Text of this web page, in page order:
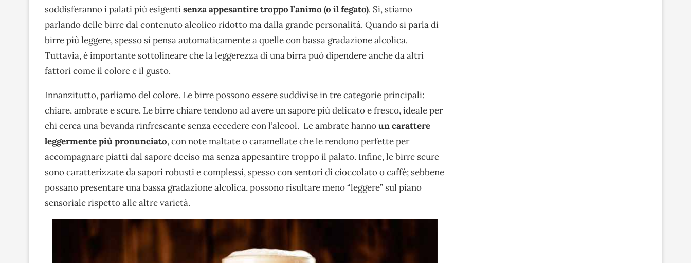
soddisferanno i palati più esigentisenza appesantire troppo l’animo (o il fegato). Sì, stiamo
parlando delle birre dal contenuto alcolico ridotto ma dalla grande personalità. Quando si parla di
birre più leggere, spesso si pensa automaticamente a quelle con bassa gradazione alcolica.
Tuttavia, è importante sottolineare che la leggerezza di una birra può dipendere anche da altri
fattori come il colore e il gusto.
Innanzitutto, parliamo del colore. Le birre possono essere suddivise in tre categorie principali:
chiare, ambrate e scure. Le birre chiare tendono ad avere un sapore più delicato e fresco, ideale per
chi cerca una bevanda rinfrescante senza eccedere con l’alcool. Le ambrate hannoun carattere
leggermente più pronunciato, con note maltate o caramellate che le rendono perfette per
accompagnare piatti dal sapore deciso ma senza appesantire troppo il palato. Infine, le birre scure
sono caratterizzate da sapori robusti e complessi, spesso con sentori di cioccolato o caffè; sebbene
possano presentare una bassa gradazione alcolica, possono risultare meno “leggere” sul piano
sensoriale rispetto alle altre varietà.